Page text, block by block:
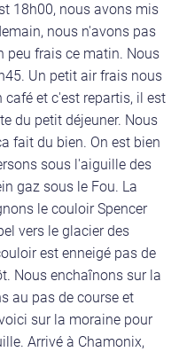
18h00, nous avons mis
nous n'avons pas
peu frais ce matin. Nous
Un petit air frais nous
et c'est repartis, il est
du petit déjeuner. Nous
fait du bien. On est bien
sous l'aiguille des
gaz sous le Fou. La
le couloir Spencer
vers le glacier des
est enneigé pas de
Nous enchaînons sur la
au pas de course et
sur la moraine pour
Arrivé à Chamonix,